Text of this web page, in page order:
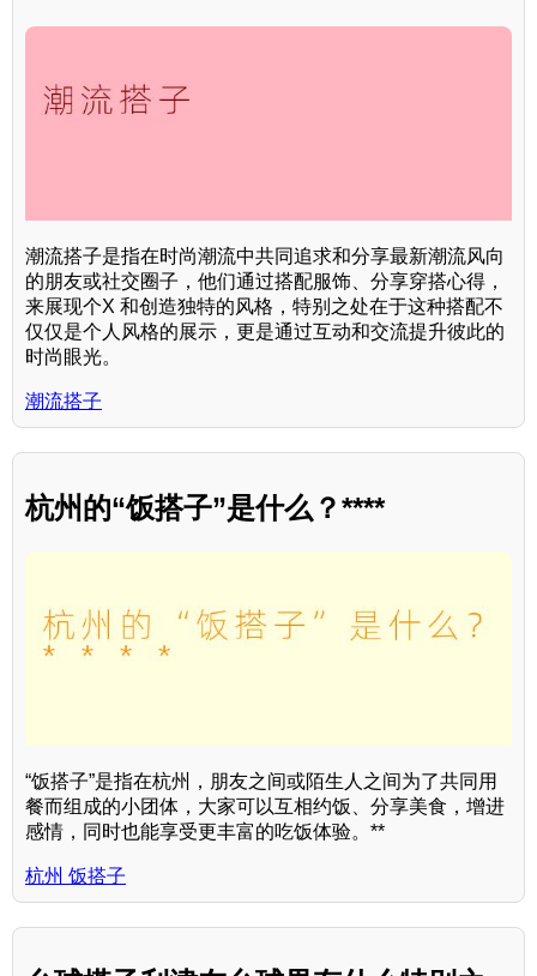
潮流搭子是指在时尚潮流中共同追求和分享最新潮流风向
的朋友或社交圈子，他们通过搭配服饰、分享穿搭心得，
来展现个X 和创造独特的风格，特别之处在于这种搭配不
仅仅是个人风格的展示，更是通过互动和交流提升彼此的
时尚眼光。
潮流搭子
杭州的“饭搭子”是什么？****
“饭搭子”是指在杭州，朋友之间或陌生人之间为了共同用
餐而组成的小团体，大家可以互相约饭、分享美食，增进
感情，同时也能享受更丰富的吃饭体验。**
杭州 饭搭子